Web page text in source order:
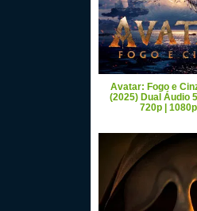
Avatar: Fogo e
(2025) Dual Áudio
720p |